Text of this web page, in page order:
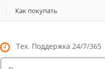
Как покупать
Тех. Поддержка 24/7/365
Поиск